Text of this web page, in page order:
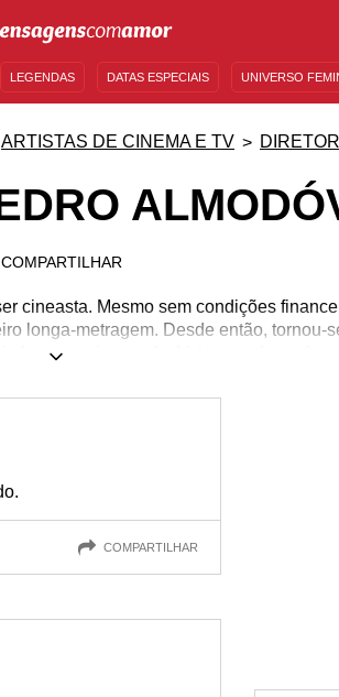
LEGENDAS DATAS ESPECIAIS UNIVERSO
ARTISTAS DE CINEMA E TV
COMPARTILHAR
cineasta. Mesmo sem condições
longa-metragem. Desde então, tornou-
famosos do mundo. Veja suas frases!
COMPARTILHAR